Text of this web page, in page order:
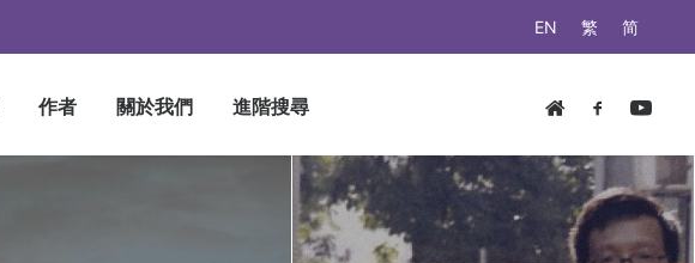
EN 繁 简
作者 關於我們 進階搜尋